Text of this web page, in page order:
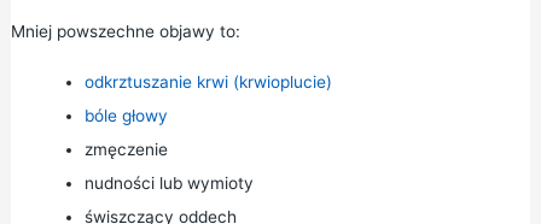
Mniej powszechne objawy to:
odkrztuszanie krwi (krwioplucie)
bóle głowy
zmęczenie
nudności lub wymioty
świszczący oddech